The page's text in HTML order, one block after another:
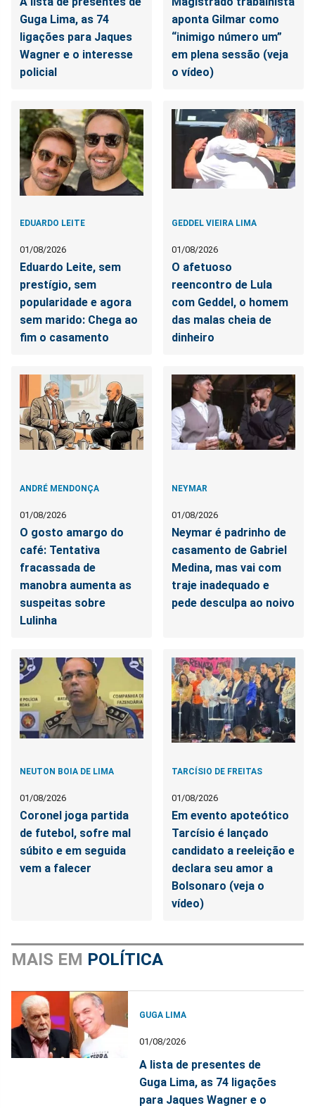
Guga Lima, as 74
ligações para Jaques
Wagner e o interesse
policial
aponta Gilmar como
“inimigo número um”
em plena sessão (veja
o vídeo)
EDUARDO LEITE
01/08/2026
Eduardo Leite, sem
prestígio, sem
popularidade e agora
sem marido: Chega ao
fim o casamento
GEDDEL VIEIRA LIMA
01/08/2026
O afetuoso
reencontro de Lula
com Geddel, o homem
das malas cheia de
dinheiro
ANDRÉ MENDONÇA
01/08/2026
O gosto amargo do
café: Tentativa
fracassada de
manobra aumenta as
suspeitas sobre
Lulinha
NEYMAR
01/08/2026
Neymar é padrinho de
casamento de Gabriel
Medina, mas vai com
traje inadequado e
pede desculpa ao noivo
NEUTON BOIA DE LIMA
01/08/2026
Coronel joga partida
de futebol, sofre mal
súbito e em seguida
vem a falecer
TARCÍSIO DE FREITAS
01/08/2026
Em evento apoteótico
Tarcísio é lançado
candidato a reeleição e
declara seu amor a
Bolsonaro (veja o
vídeo)
MAIS EM POLÍTICA
GUGA LIMA
01/08/2026
A lista de presentes de
Guga Lima, as 74 ligações
para Jaques Wagner e o